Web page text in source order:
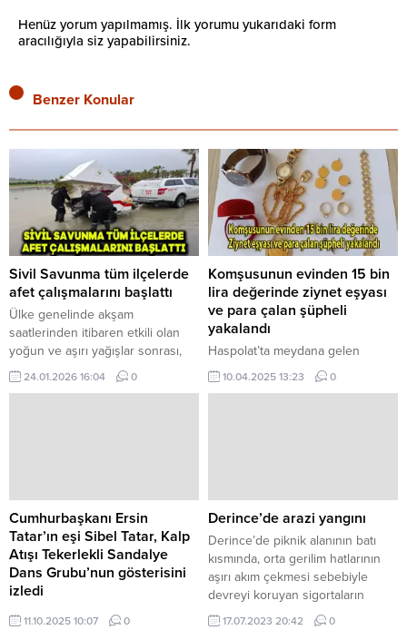
Henüz yorum yapılmamış. İlk yorumu yukarıdaki form
aracılığıyla siz yapabilirsiniz.
Benzer Konular
Sivil Savunma tüm ilçelerde
afet çalışmalarını başlattı
Ülke genelinde akşam
saatlerinden itibaren etkili olan
yoğun ve aşırı yağışlar sonrası,
Sivil Savunma Teşkilatı Başkanlığı
afet ve kriz yönetimi kapsamında
yağışlara bağlı yaşanabilecek su
taşkınları, sel riski ve...
24.01.2026 16:04 0
Komşusunun evinden 15 bin
lira değerinde ziynet eşyası
ve para çalan şüpheli
yakalandı
Haspolat’ta meydana gelen
olayda, komşusunun yatak
odasında bulunan 3 bin 500 TL’yi,
para çalan Buse Fatoş Körkurt
mahkemeye çıkarıldı. Polis çavuşu
Hüseyin Ergüleç...
10.04.2025 13:23 0
Cumhurbaşkanı Ersin
Tatar’ın eşi Sibel Tatar, Kalp
Atışı Tekerlekli Sandalye
Dans Grubu’nun gösterisini
izledi
Cumhurbaşkanı Ersin Tatar’ın eşi
11.10.2025 10:07 0
Derince’de arazi yangını
Derince’de piknik alanının batı
kısmında, orta gerilim hatlarının
aşırı akım çekmesi sebebiyle
devreyi koruyan sigortaların
yanarak kıvılcım atması sonucu
17.07.2023 20:42 0